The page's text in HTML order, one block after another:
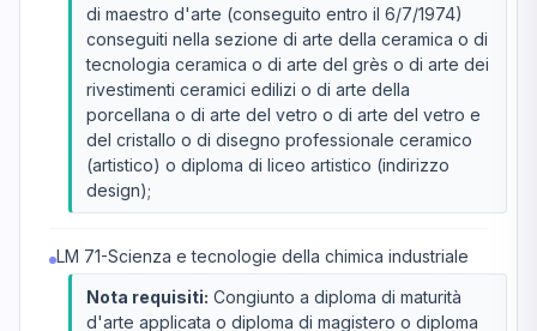
di maestro d'arte (conseguito entro il 6/7/1974)
conseguiti nella sezione di arte della ceramica o di
tecnologia ceramica o di arte del grès o di arte dei
rivestimenti ceramici edilizi o di arte della
porcellana o di arte del vetro o di arte del vetro e
del cristallo o di disegno professionale ceramico
(artistico) o diploma di liceo artistico (indirizzo
design);
LM 71-Scienza e tecnologie della chimica industriale
Nota requisiti: Congiunto a diploma di maturità
d'arte applicata o diploma di magistero o diploma